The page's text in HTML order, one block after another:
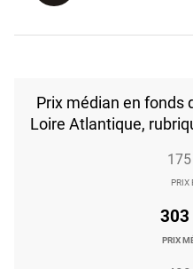
Prix médian en fonds
Loire Atlantique,
PRIX
303
PRIX